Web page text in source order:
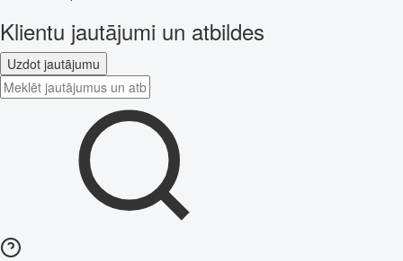
Klientu jautājumi un atbildes
Uzdot jautājumu